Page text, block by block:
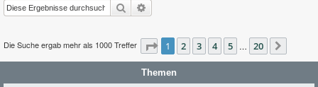
Suche
Die Suche ergab mehr als 1000 Treffer Seite1 von 20
1 2 3 4 5 … 20
Themen